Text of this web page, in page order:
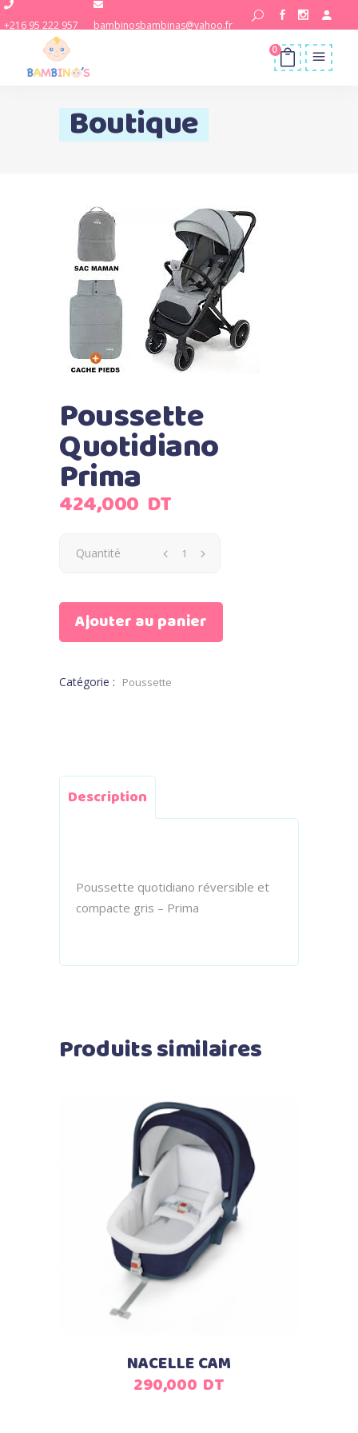
+216 95 222 957 bambinosbambinas@yahoo.fr
0
Boutique
Poussette
Quotidiano
Prima
424,000 DT
Quantité
Ajouter au panier
Catégorie : Poussette
Description
Poussette quotidiano réversible et
compacte gris – Prima
Produits similaires
Ajouter au panier
NACELLE CAM
290,000 DT